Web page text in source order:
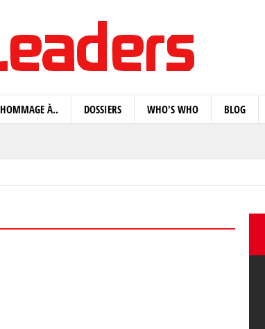
HOMMAGE À.. DOSSIERS WHO'S WHO BLOG